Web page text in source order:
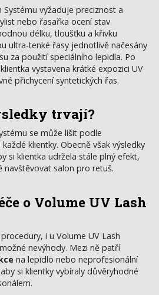
Systému vyžaduje preciznost a
nebo řasařka ocení stav
délku, tloušťku a křivku
ultra-tenké řasy jednotlivě načesány
za použití speciálního lepidla. Po
vystavena krátké expozici UV
přichycení syntetických řas.
trvají?
se může lišit podle
klientky. Obecně však výsledky
si klientka udržela stále plný efekt,
salon pro retuš.
o Volume UV Lash
i u Volume UV Lash
nevýhody. Mezi ně patří
na lepidlo nebo neprofesionální
si klientky vybíraly důvěryhodné